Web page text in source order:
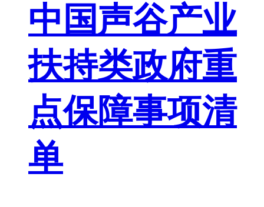
中国声谷产业
扶持类政府重
点保障事项清
单